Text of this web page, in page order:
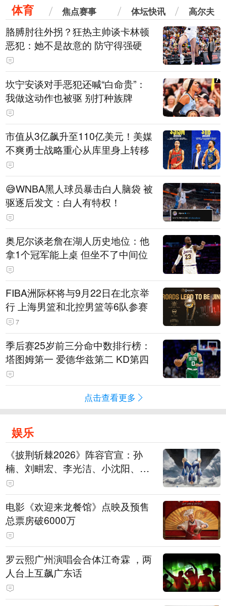
体育 焦点赛事 体坛快讯 高尔夫
胳膊肘往外拐？狂热主帅谈卡林顿
恶犯：她不是故意的 防守得强硬
坎宁安谈对手恶犯还喊“白命贵”：
我做这动作也被驱 别打种族牌
市值从3亿飙升至110亿美元！美媒
不爽勇士战略重心从库里身上转移
😅WNBA黑人球员暴击白人脑袋 被
驱逐后发文：白人有特权！
奥尼尔谈老詹在湖人历史地位：他
拿1个冠军能上桌 但坐不了中间位
FIBA洲际杯将与9月22日在北京举
行 上海男篮和北控男篮等6队参赛
7
季后赛25岁前三分命中数排行榜：
塔图姆第一 爱德华兹第二 KD第四
点击查看更多
娱乐
《披荆斩棘2026》阵容官宣：孙
楠、刘畊宏、李光洁、小沈阳、余
文乐、王传君等28位艺人
电影《欢迎来龙餐馆》点映及预售
总票房破6000万
罗云熙广州演唱会合体江奇霖 ，两
人台上互飙广东话